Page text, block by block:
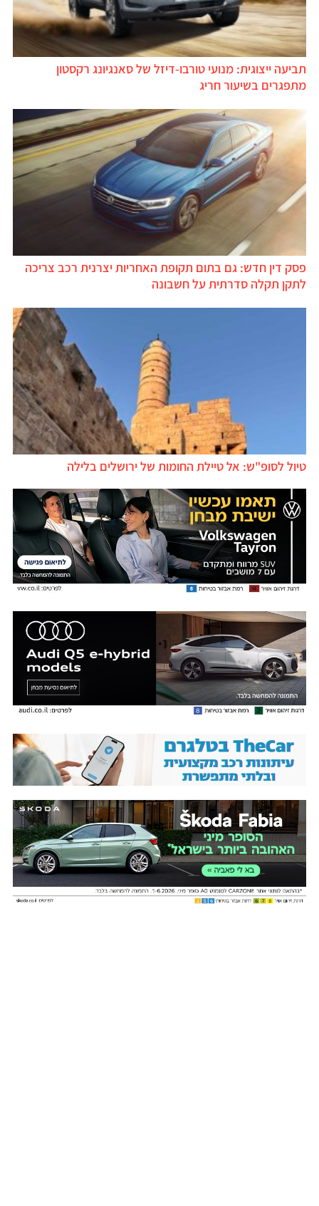
תביעה ייצוגית: מנועי טורבו-דיזל של סאנגיונג רקסטון
מתפגרים בשיעור חריג
פסק דין חדש: גם בתום תקופת האחריות יצרנית רכב צריכה
לתקן תקלה סדרתית על חשבונה
טיול לסופ"ש: אל טיילת החומות של ירושלים בלילה